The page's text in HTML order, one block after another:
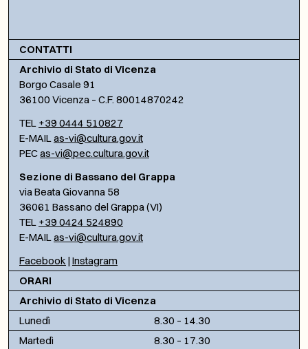
CONTATTI
Archivio di Stato di Vicenza
Borgo Casale 91
36100 Vicenza – C.F. 80014870242
TEL +39 0444 510827
E-MAILas-vi@cultura.gov.it
PECas-vi@pec.cultura.gov.it
Sezione di Bassano del Grappa
via Beata Giovanna 58
36061 Bassano del Grappa (VI)
TEL +39 0424 524890
E-MAILas-vi@cultura.gov.it
Facebook | Instagram
ORARI
Archivio di Stato di Vicenza
Lunedì
8.30 – 14.30
Martedì
8.30 – 17.30